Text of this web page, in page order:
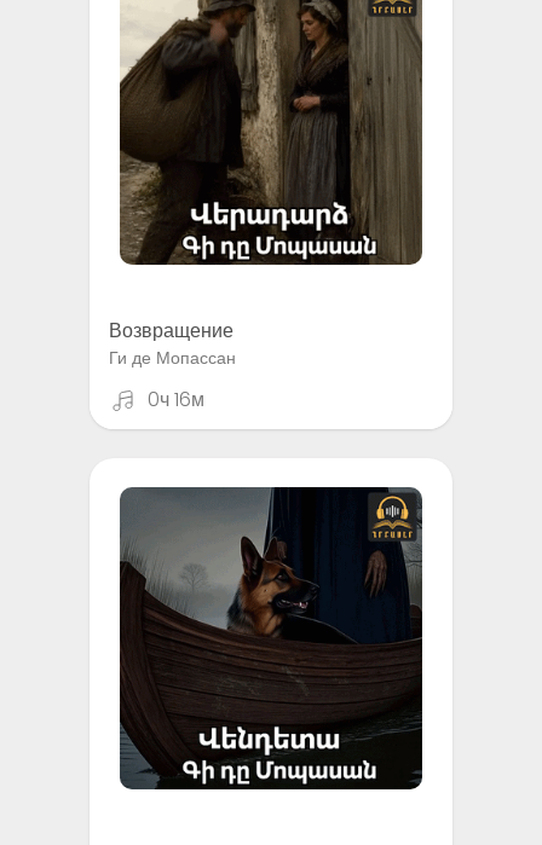
Возвращение
Ги де Мопассан
0ч 16м